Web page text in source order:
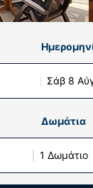
Σάβ 8
Δωμάτια
1 Δωμάτιο